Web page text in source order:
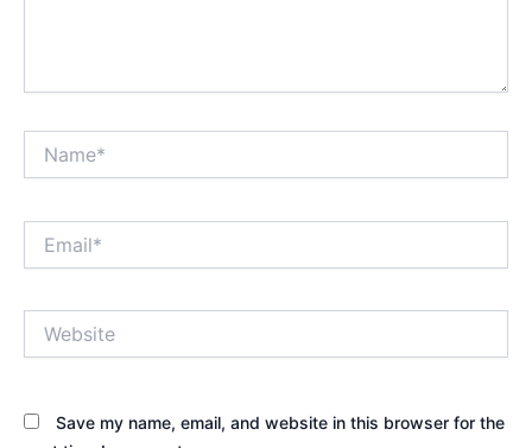
Save my name, email, and website in this browser for the